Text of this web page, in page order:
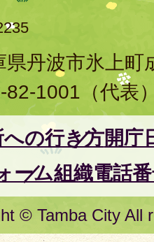
丹波市氷上町
82-1001 （代表
の行き方開庁
ーム組織電話
© Tamba City All